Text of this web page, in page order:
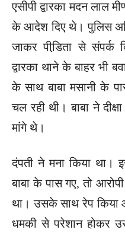
एसीपी द्वारका मदन लाल
के आदेश दिए थे। पुलिस
जाकर पीडि़ता से संपर्क
द्वारका थाने के बाहर भी
के साथ बाबा मसानी के
चल रही थी। बाबा ने
मांगे थे।
दंपती ने मना किया था।
बाबा के पास गए, तो
था। उसके साथ रेप किया
धमकी से परेशान होकर